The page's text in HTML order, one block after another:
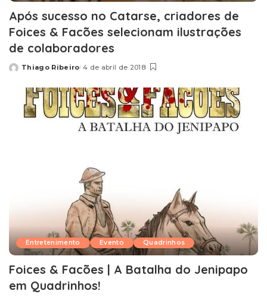
Após sucesso no Catarse, criadores de
Foices & Facões selecionam ilustrações
de colaboradores
Posted
Thiago Ribeiro 4 de abril de 2018
Entretenimento Evento Quadrinhos
Foices & Facões | A Batalha do Jenipapo
em Quadrinhos!